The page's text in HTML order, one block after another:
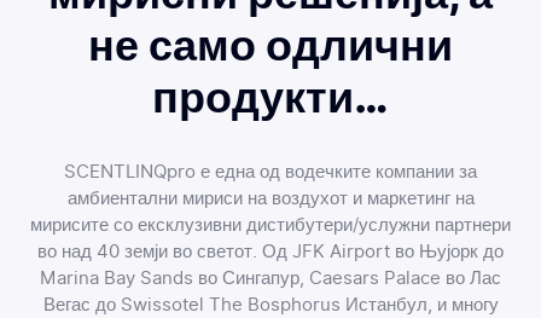
не само одлични
продукти…
SCENTLINQpro е една од водечките компании за
амбиентални мириси на воздухот и маркетинг на
мирисите со ексклузивни дистибутери/услужни партнери
во над 40 земји во светот. Од JFK Airport во Њујорк до
Marina Bay Sands во Сингапур, Caesars Palace во Лас
Вегас до Swissotel The Bosphorus Истанбул, и многу